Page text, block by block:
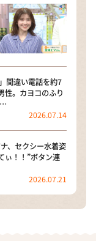
間違い電話を約7
性。カヨコのふり
…
2026.07.14
、セクシー水着姿
ぃ！！”ボタン連
2026.07.21